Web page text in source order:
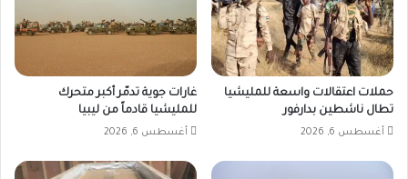
حملات اعتقالات واسعة للمليشيا
تطال ناشطين بدارفور
أغسطس 6, 2026
غارات جوية تدمّر أكبر متحرك
للمليشيا قادماً من ليبيا
أغسطس 6, 2026